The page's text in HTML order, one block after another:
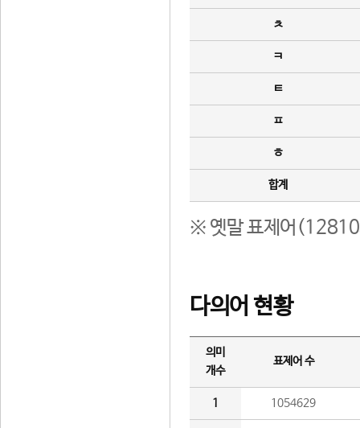
ㅊ
ㅋ
ㅌ
ㅍ
ㅎ
합계
※ 옛말 표제어(12810
다의어 현황
의미
개수
표제어 수
1 1054629